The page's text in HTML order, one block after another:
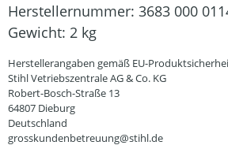
Herstellernummer: 3683 000
Gewicht: 2 kg
Herstellerangaben gemäß EU-
Stihl Vetriebszentrale AG & Co. KG
Robert-Bosch-Straße 13
64807 Dieburg
Deutschland
grosskundenbetreuung@stihl.de